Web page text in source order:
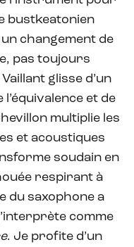
bustkeatonien
changement de
pas toujours
glisse d’un
et de
multiplie les
et acoustiques
soudain en
respirant à
du saxophone a
comme
. Je profite d’un